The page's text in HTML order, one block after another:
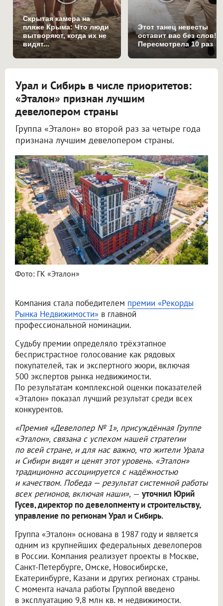
Скрытая камера на
пляже Крыма: Что люди
вытворяют, когда их не
видят...
Этот танец невесты
оставит вас без слов!
Пересмотрела 10 раз
Урал и Сибирь в числе приоритетов:
«Эталон» признан лучшим
девелопером страны
Группа «Эталон» во второй раз за четыре года
признана лучшим девелопером страны.
Фото: ГК «Эталон»
Компания стала победителем премии «Рекорды
Рынка Недвижимости» в главной
профессиональной номинации.
Судьбу премии определяло трёхэтапное
беспристрастное голосование как рядовых
покупателей, так и экспертного жюри, включая
500 экспертов рынка недвижимости.
По результатам комплексной оценки показателей
«Эталон» показал лучший результат среди всех
конкурентов.
«Премия «Девелопер № 1», присуждённая Группе
«Эталон», связана с успехом нашей стратегии
по всей стране, и для нас важно, что жители Урала
и Сибири видят и ценят этот уровень. «Эталон»
традиционно ассоциируется с надёжностью
и качеством. Победа — результат системной работы
всех регионов, включая наши», — уточнил Юрий
Гусев, директор по девелопменту и строительству,
управление по регионам Урал и Сибирь.
Группа «Эталон» основана в 1987 году и является
одним из крупнейших федеральных девелоперов
в России. Компания реализует проекты в Москве,
Санкт-Петербурге, Омске, Новосибирске,
Екатеринбурге, Казани и других регионах страны.
С момента начала работы Группой введено
в эксплуатацию 9,8 млн кв. м недвижимости.